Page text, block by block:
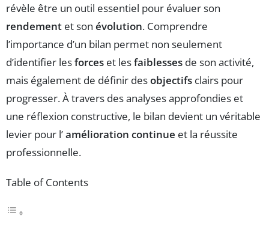
révèle être un outil essentiel pour évaluer son
rendement et son évolution. Comprendre
l’importance d’un bilan permet non seulement
d’identifier lesforces et lesfaiblesses de son activité,
mais également de définir desobjectifs clairs pour
progresser. À travers des analyses approfondies et
une réflexion constructive, le bilan devient un véritable
levier pour l’amélioration continue et la réussite
professionnelle.
Table of Contents